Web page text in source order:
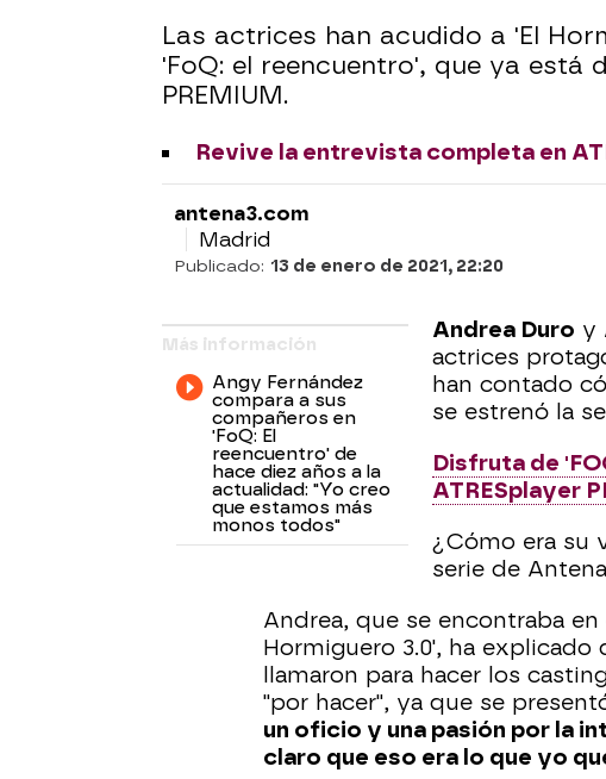
Las actrices han acudido a 'El
'FoQ: el reencuentro', que ya está
PREMIUM.
Revive la entrevista completa en
antena3.com
Madrid
Publicado: 13 de enero de 2021, 22:20
Más información
Angy Fernández
compara a sus
compañeros en
'FoQ: El
reencuentro' de
hace diez años a la
actualidad: "Yo creo
que estamos más
monos todos"
Andrea Duro y
actrices
han contado
se estrenó la
Disfruta de
ATRESplayer
¿Cómo era su
serie de
Andrea, que se encontraba
Hormiguero 3.0', ha
llamaron para hacer los
"por hacer", ya que se
un oficio y una pasión por la
claro que eso era lo que yo